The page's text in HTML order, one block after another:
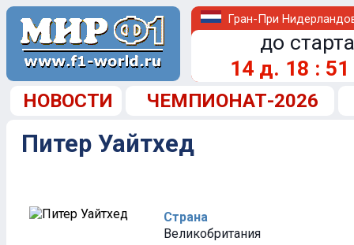
Гран-При
до
14 д. 18 : 50
НОВОСТИ ЧЕМПИОНАТ-2026
Питер Уайтхед
Страна
Великобритания